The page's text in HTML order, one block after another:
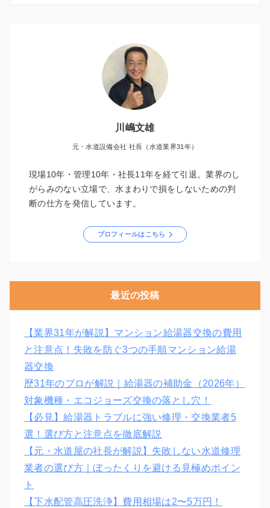
川嶋文雄
元・水道設備会社 社長（水道業界31年）
現場10年・管理10年・社長11年を経て引退。業界のし
がらみのない立場で、水まわりで損をしないための判
断の仕方を発信しています。
プロフィールはこちら
最近の投稿
【業界31年が解説】マンション給湯器交換の費用
と注意点！失敗を防ぐ3つの手順マンション給湯
器交換
歴31年のプロが解説｜給湯器の補助金（2026年）
対象機種・エコジョーズ交換の落とし穴！
【必見】給湯器トラブルに強い修理・交換業者5
選！選び方と注意点を徹底解説
【元・水道屋の社長が解説】失敗しない水道修理
業者の選び方｜ぼったくりを避ける見極めポイン
ト
【下水配管高圧洗浄】費用相場は2〜5万円！